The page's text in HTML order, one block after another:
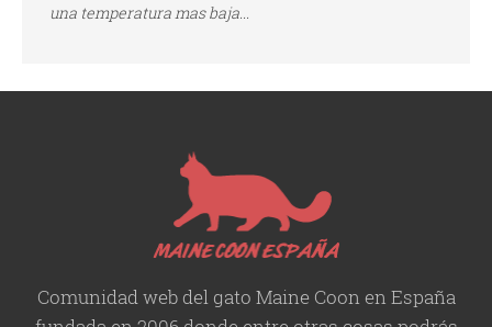
una temperatura mas baja...
Comunidad web del gato Maine Coon en España